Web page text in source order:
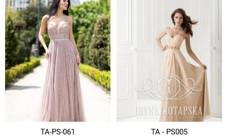
TA-PS-061
TA - PS005